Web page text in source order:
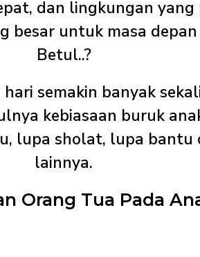
dan lingkungan yang
besar untuk masa depan
Betul..?
hari semakin banyak
kebiasaan buruk
lupa sholat, lupa
lainnya.
Orang Tua Pada